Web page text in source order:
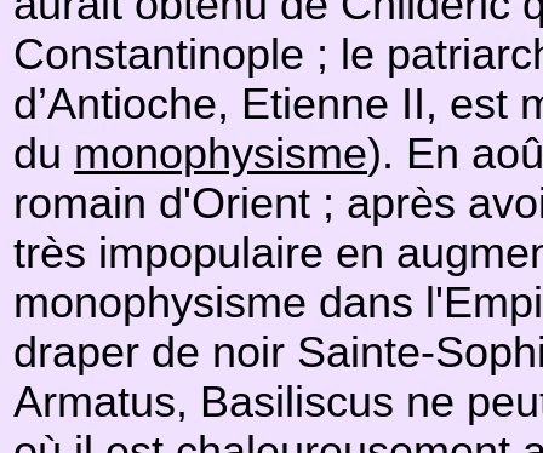
Constantinople ; le
d’Antioche, Etienne II, est
du monophysisme). En
romain d'Orient ; après
très impopulaire en
monophysisme dans
draper de noir Sainte-
Armatus, Basiliscus ne